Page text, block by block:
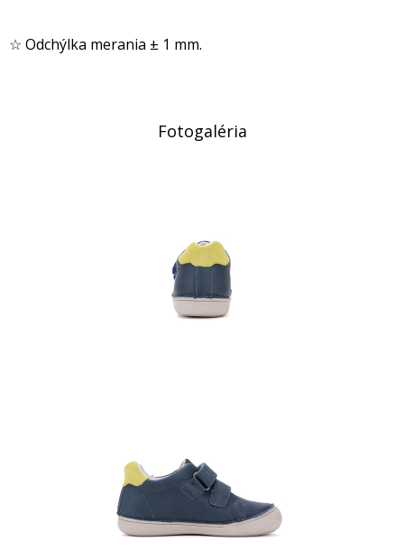
☆ Odchýlka merania ± 1 mm.
Fotogaléria